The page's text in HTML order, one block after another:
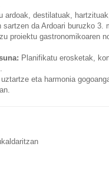
ardoak, destilatuak,
da Ardoari buruzko 3.
proiektu gastronomikoaren
Planifikatu erosketak,
eta harmonia